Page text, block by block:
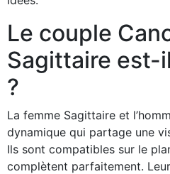
Le couple
Sagittaire est-
?
La femme Sagittaire et
dynamique qui partage une
Ils sont compatibles sur le
complètent parfaitement.